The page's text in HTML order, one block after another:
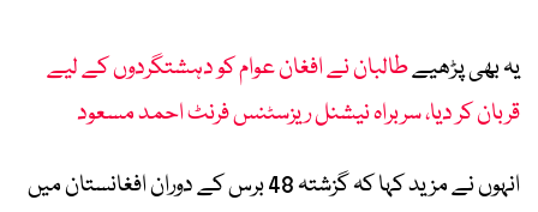
یہ بھی پڑھیےطالبان نے افغان عوام کو دہشتگردوں کے لیے
قربان کر دیا، سربراہ نیشنل ریزسٹنس فرنٹ احمد مسعود
انہوں نے مزید کہا کہ گزشتہ 48 برس کے دوران افغانستان میں